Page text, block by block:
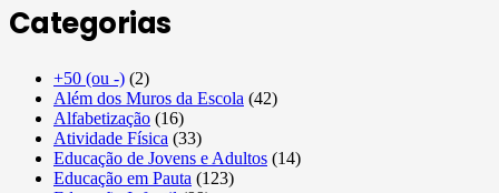
Categorias
+50 (ou -) (2)
Além dos Muros da Escola (42)
Alfabetização (16)
Atividade Física (33)
Educação de Jovens e Adultos (14)
Educação em Pauta (123)